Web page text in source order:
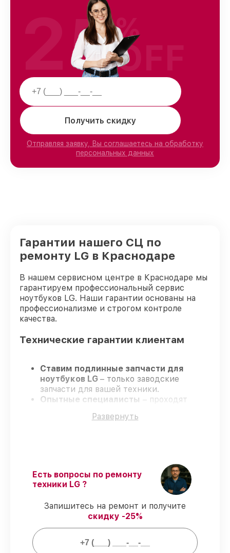
Получить скидку
Отправляя заявку, Вы соглашаетесь на обработку
персональных данных
25%
OFF
Гарантии нашего СЦ по
ремонту LG в Краснодаре
В нашем сервисном центре в Краснодаре мы
гарантируем профессиональный сервис
ноутбуков LG. Наши гарантии основаны на
профессионализме и строгом контроле
качества.
Технические гарантии клиентам
Ставим подлинные запчасти для
ноутбуков LG – только заводские
запчасти для вашей техники.
Опытные специалисты – проходят
высокий уровень сервиса.
предоставляется официальное
сопровождение.
Мы гарантируем:
заказов по ремонту проводятся в
Развернуть
Есть вопросы по ремонту
техники LG ?
Запишитесь на ремонт и получите
скидку -25%